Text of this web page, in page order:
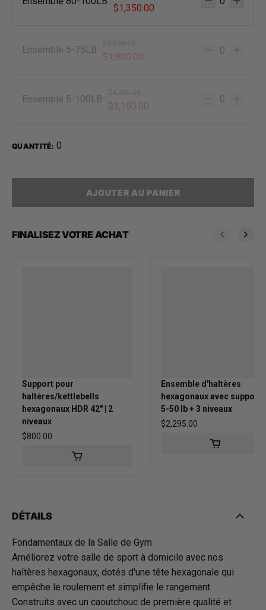
$1,350.00
Ensemble 5-75LB
$1,800.00
Ensemble 5-100LB
$3,150.00
QUANTITÉ: 0
AJOUTER AU PANIER
FINALISEZ VOTRE ACHAT
Support pour
haltères/kettlebells
hexagonaux HDR 42" | 2
niveaux
Prix habituel
$800.00
Ensemble d'haltères
hexagonaux avec support |
5-50 lb + 3 niveaux
Prix habituel
$2,295.00
DÉTAILS
Fondamentaux de la Salle de Gym
Améliorez votre salle de sport à domicile avec nos
haltères hexagonaux, dotés d'une tête hexagonale qui
empêche le roulement et simplifie le rangement.
Construits avec un caoutchouc de première qualité et